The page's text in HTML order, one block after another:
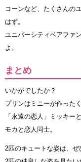
コーンなど、たくさんの
はず。
ユニバーシティベアファ
よ。
まとめ
いかがでしたか？
プリンはミニーが作った
「永遠の恋人」ミッキー
モカと恋人同士。
2匹のキュートな姿は、ぜ